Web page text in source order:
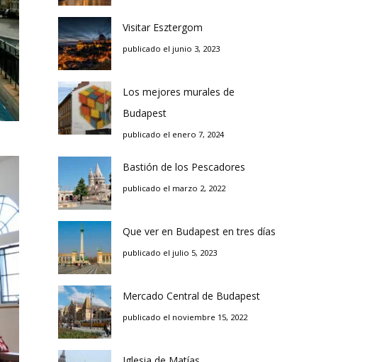
Visitar Esztergom
publicado el junio 3, 2023
Los mejores murales de
Budapest
publicado el enero 7, 2024
Bastión de los Pescadores
publicado el marzo 2, 2022
Que ver en Budapest en tres días
publicado el julio 5, 2023
Mercado Central de Budapest
publicado el noviembre 15, 2022